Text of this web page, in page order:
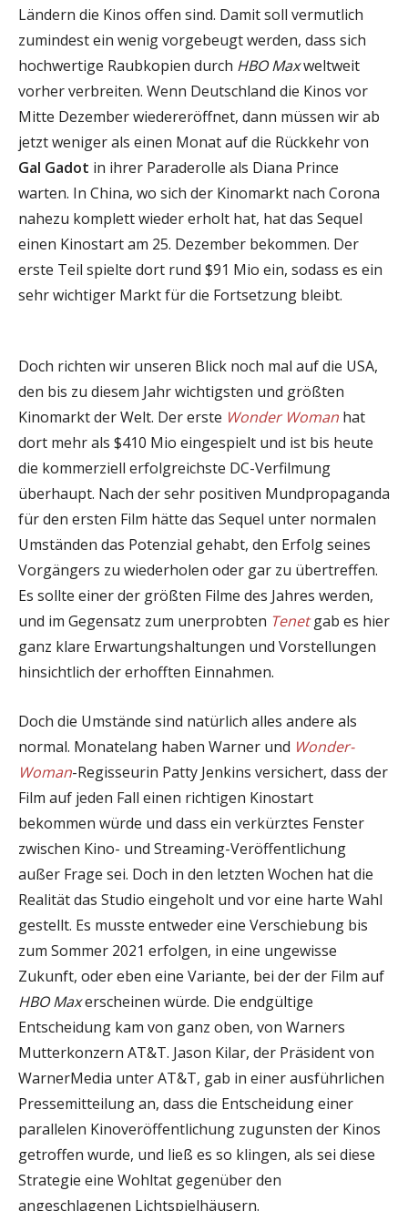
Ländern die Kinos offen sind. Damit soll vermutlich
zumindest ein wenig vorgebeugt werden, dass sich
hochwertige Raubkopien durch HBO Maxweltweit
vorher verbreiten. Wenn Deutschland die Kinos vor
Mitte Dezember wiedereröffnet, dann müssen wir ab
jetzt weniger als einen Monat auf die Rückkehr von
Gal Gadot in ihrer Paraderolle als Diana Prince
warten. In China, wo sich der Kinomarkt nach Corona
nahezu komplett wieder erholt hat, hat das Sequel
einen Kinostart am 25. Dezember bekommen. Der
erste Teil spielte dort rund $91 Mio ein, sodass es ein
sehr wichtiger Markt für die Fortsetzung bleibt.
Doch richten wir unseren Blick noch mal auf die USA,
den bis zu diesem Jahr wichtigsten und größten
Kinomarkt der Welt. Der erste Wonder Woman hat
dort mehr als $410 Mio eingespielt und ist bis heute
die kommerziell erfolgreichste DC-Verfilmung
überhaupt. Nach der sehr positiven Mundpropaganda
für den ersten Film hätte das Sequel unter normalen
Umständen das Potenzial gehabt, den Erfolg seines
Vorgängers zu wiederholen oder gar zu übertreffen.
Es sollte einer der größten Filme des Jahres werden,
und im Gegensatz zum unerprobten Tenetgab es hier
ganz klare Erwartungshaltungen und Vorstellungen
hinsichtlich der erhofften Einnahmen.
Doch die Umstände sind natürlich alles andere als
normal. Monatelang haben Warner und Wonder-
Woman-Regisseurin Patty Jenkins versichert, dass der
Film auf jeden Fall einen richtigen Kinostart
bekommen würde und dass ein verkürztes Fenster
zwischen Kino- und Streaming-Veröffentlichung
außer Frage sei. Doch in den letzten Wochen hat die
Realität das Studio eingeholt und vor eine harte Wahl
gestellt. Es musste entweder eine Verschiebung bis
zum Sommer 2021 erfolgen, in eine ungewisse
Zukunft, oder eben eine Variante, bei der der Film auf
HBO Maxerscheinen würde. Die endgültige
Entscheidung kam von ganz oben, von Warners
Mutterkonzern AT&T. Jason Kilar, der Präsident von
WarnerMedia unter AT&T, gab in einer ausführlichen
Pressemitteilung an, dass die Entscheidung einer
parallelen Kinoveröffentlichung zugunsten der Kinos
getroffen wurde, und ließ es so klingen, als sei diese
Strategie eine Wohltat gegenüber den
angeschlagenen Lichtspielhäusern.